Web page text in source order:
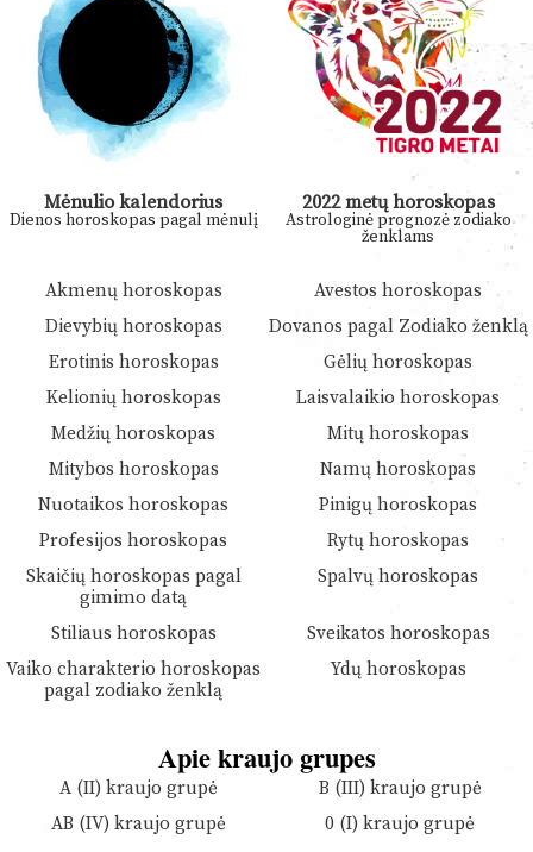
Mėnulio kalendorius
Dienos horoskopas pagal mėnulį
2022 metų horoskopas
Astrologinė prognozė zodiako
ženklams
Akmenų horoskopas
Avestos horoskopas
Dievybių horoskopas
Dovanos pagal Zodiako ženklą
Erotinis horoskopas
Gėlių horoskopas
Kelionių horoskopas
Laisvalaikio horoskopas
Medžių horoskopas
Mitų horoskopas
Mitybos horoskopas
Namų horoskopas
Nuotaikos horoskopas
Pinigų horoskopas
Profesijos horoskopas
Rytų horoskopas
Skaičių horoskopas pagal
gimimo datą
Spalvų horoskopas
Stiliaus horoskopas
Sveikatos horoskopas
Vaiko charakterio horoskopas
pagal zodiako ženklą
Ydų horoskopas
Apie kraujo grupes
A (II) kraujo grupė
B (III) kraujo grupė
AB (IV) kraujo grupė
0 (I) kraujo grupė